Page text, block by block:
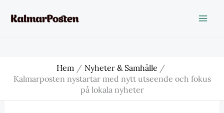
Hem
Nyheter & Samhälle
Kalmarposten nystartar med nytt utseende och fokus
på lokala nyheter